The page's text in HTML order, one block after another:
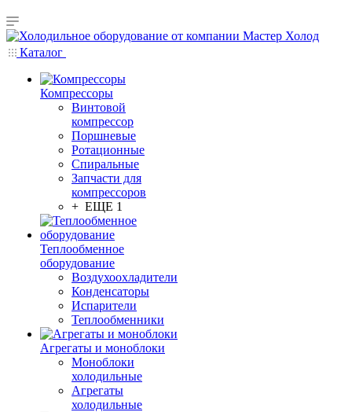
Каталог
Компрессоры
Винтовой
компрессор
Поршневые
Ротационные
Спиральные
Запчасти для
компрессоров
+ ЕЩЕ 1
Теплообменное
оборудование
Воздухоохладители
Конденсаторы
Испарители
Теплообменники
Агрегаты и моноблоки
Моноблоки
холодильные
Агрегаты
холодильные